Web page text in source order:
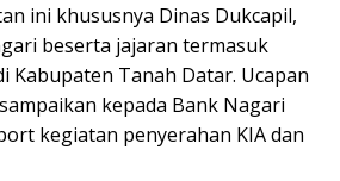
ini khususnya Dinas Dukcapil,
beserta jajaran termasuk
Kabupaten Tanah Datar. Ucapan
kepada Bank Nagari
kegiatan penyerahan KIA dan